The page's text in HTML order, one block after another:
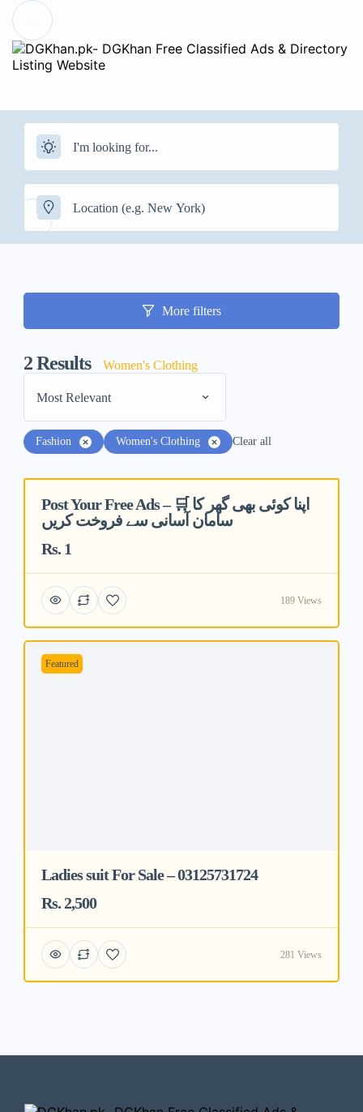
More filters
2Results Women's Clothing
Most Relevant
Fashion Women's Clothing Clear all
Featured
Post Your Free Ads – 🛒 اپنا کوئی بھی گھر کا
سامان آسانی سے فروخت کریں
Rs. 1
189 Views
Featured
Ladies suit For Sale – 03125731724
Rs. 2,500
281 Views